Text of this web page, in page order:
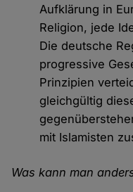
Aufklärung in
Religion, jede
Die deutsche
progressive
Prinzipien
gleichgültig
mit Islamisten
Was kann man